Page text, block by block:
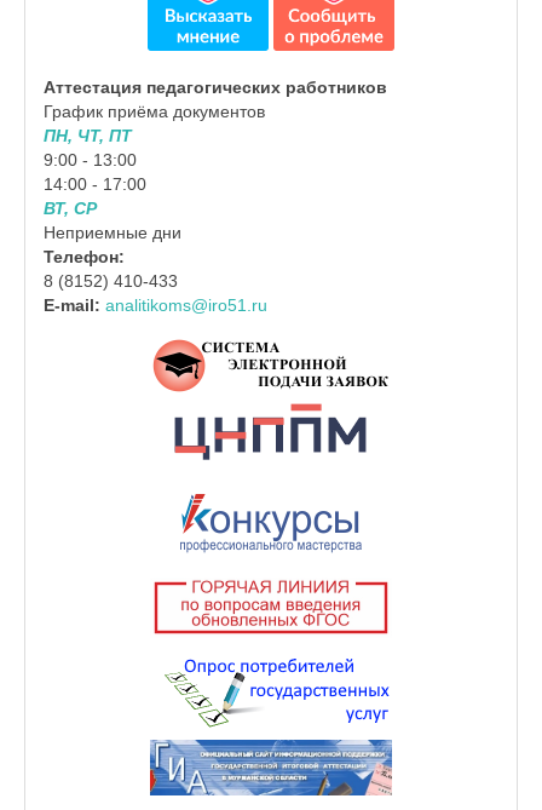
Аттестация педагогических работников
График приёма документов
ПН, ЧТ, ПТ
9:00 - 13:00
14:00 - 17:00
ВТ, СР
Неприемные дни
Телефон:
8 (8152) 410-433
E-mail: analitikoms@iro51.ru